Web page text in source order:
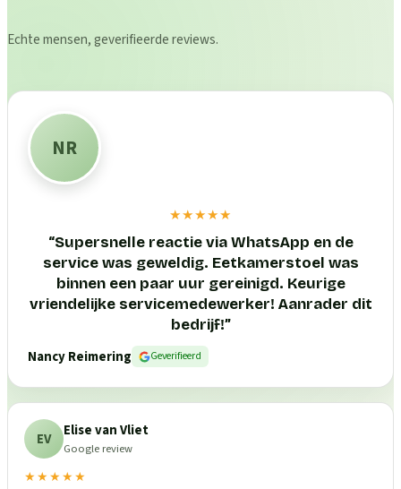
Echte mensen, geverifieerde reviews.
NR
★★★★★
“Supersnelle reactie via WhatsApp en de
service was geweldig. Eetkamerstoel was
binnen een paar uur gereinigd. Keurige
vriendelijke servicemedewerker! Aanrader dit
bedrijf!”
Nancy Reimering
Geverifieerd
EV Elise van Vliet
Google review
★★★★★